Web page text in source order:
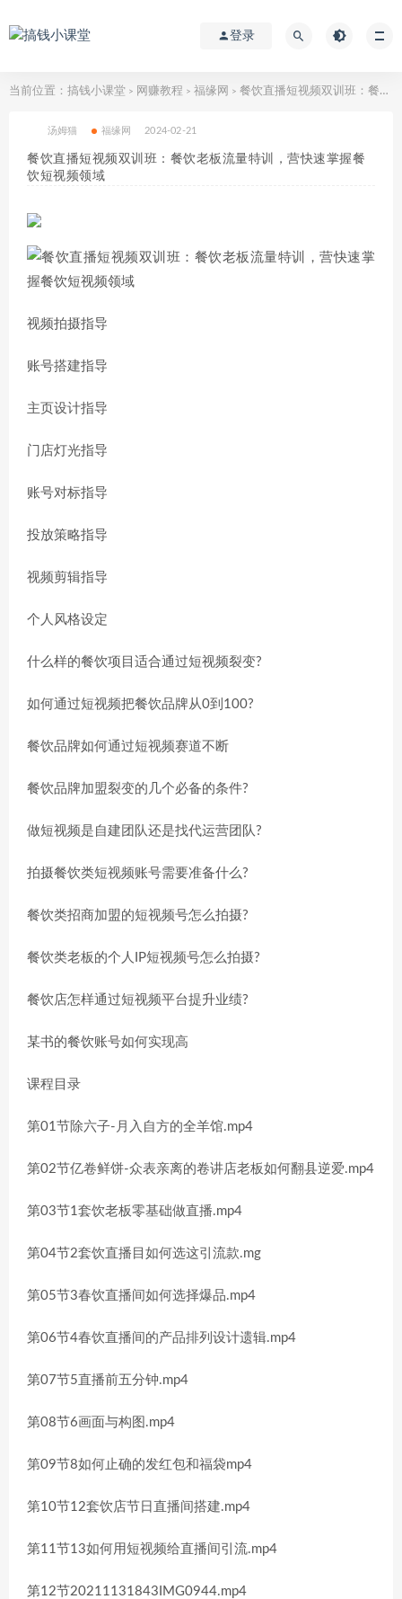
登录
当前位置： 搞钱小课堂 > 网赚教程 > 福缘网 > 餐饮直播短视频双训班：餐饮老板流量特训，营快速掌握餐饮短视频领域
汤姆猫 福缘网 2024-02-21
餐饮直播短视频双训班：餐饮老板流量特训，营快速掌握餐
饮短视频领域
视频拍摄指导
账号搭建指导
主页设计指导
门店灯光指导
账号对标指导
投放策略指导
视频剪辑指导
个人风格设定
什么样的餐饮项目适合通过短视频裂变?
如何通过短视频把餐饮品牌从0到100?
餐饮品牌如何通过短视频赛道不断
餐饮品牌加盟裂变的几个必备的条件?
做短视频是自建团队还是找代运营团队?
拍摄餐饮类短视频账号需要准备什么?
餐饮类招商加盟的短视频号怎么拍摄?
餐饮类老板的个人IP短视频号怎么拍摄?
餐饮店怎样通过短视频平台提升业绩?
某书的餐饮账号如何实现高
课程目录
第01节除六子-月入自方的全羊馆.mp4
第02节亿卷鲜饼-众表亲离的卷讲店老板如何翻县逆爱.mp4
第03节1套饮老板零基础做直播.mp4
第04节2套饮直播目如何选这引流款.mg
第05节3春饮直播间如何选择爆品.mp4
第06节4春饮直播间的产品排列设计遗辑.mp4
第07节5直播前五分钟.mp4
第08节6画面与构图.mp4
第09节8如何止确的发红包和福袋mp4
第10节12套饮店节日直播间搭建.mp4
第11节13如何用短视频给直播间引流.mp4
第12节20211131843IMG0944.mp4